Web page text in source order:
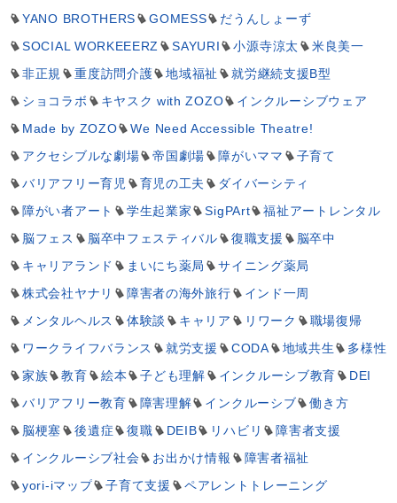
YANO BROTHERS
GOMESS
だうんしょーず
SOCIAL WORKEEERZ
SAYURI 小源寺涼太
米良美一
非正規
重度訪問介護 地域福祉
就労継続支援B型
ショコラボ
キヤスク with ZOZO
インクルーシブウェア
Made by ZOZO
We Need Accessible Theatre!
アクセシブルな劇場
帝国劇場 障がいママ
子育て
バリアフリー育児
育児の工夫
ダイバーシティ
障がい者アート
学生起業家 SigPArt
福祉アートレンタル
脳フェス
脳卒中フェスティバル 復職支援
脳卒中
キャリアランド
まいにち薬局
サイニング薬局
株式会社ヤナリ
障害者の海外旅行
インド一周
メンタルヘルス
体験談 キャリア リワーク
職場復帰
ワークライフバランス
就労支援 CODA 地域共生
多様性
家族
教育 絵本 子ども理解 インクルーシブ教育
DEI
バリアフリー教育
障害理解 インクルーシブ
働き方
脳梗塞
後遺症 復職 DEIB リハビリ
障害者支援
インクルーシブ社会
お出かけ情報
障害者福祉
yori-iマップ
子育て支援
ペアレントトレーニング